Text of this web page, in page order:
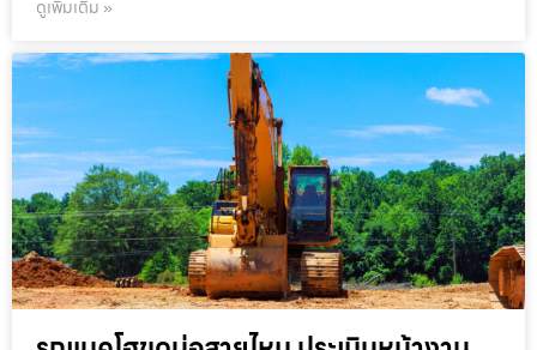
ดูเพิ่มเติม »